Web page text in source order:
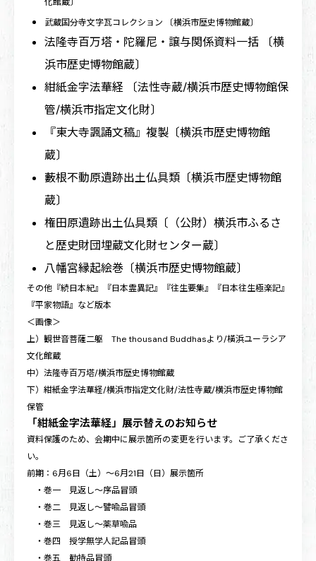
武蔵国分寺文字瓦コレクション 〔横浜市歴史博物館蔵〕
法隆寺百万塔・陀羅尼・譲与関係資料一括 〔横
浜市歴史博物館蔵〕
紺紙金字法華経 〔法性寺蔵/横浜市歴史博物館保
管/横浜市指定文化財〕
『東大寺諷誦文稿』複製〔横浜市歴史博物館
蔵〕
藪根不動原遺跡出土仏具類〔横浜市歴史博物館
蔵〕
権田原遺跡出土仏具類〔（公財）横浜市ふるさ
と歴史財団埋蔵文化財センター蔵〕
八幡宮縁起絵巻〔横浜市歴史博物館蔵〕
その他『続日本紀』『日本霊異記』『往生要集』『日本往生極楽記』
『平家物語』など版本
＜画像＞
上）観世音菩薩二躯 The thousand Buddhasより/橫浜ユーラシア
文化館蔵
中）法隆寺百万塔/横浜市歴史博物館蔵
下）紺紙金字法華経/横浜市指定文化財/法性寺蔵/横浜市歴史博物館
保管
「紺紙金字法華経」展示替えのお知らせ
資料保護のため、会期中に展示箇所の変更を行います。ご了承くださ
い。
前期：6月6日（土）～6月21日（日）展示箇所
・巻一 見返し～序品冒頭
・巻二 見返し～譬喩品冒頭
・巻三 見返し～薬草喩品
・巻四 授学無学人記品冒頭
・巻五 勧持品冒頭